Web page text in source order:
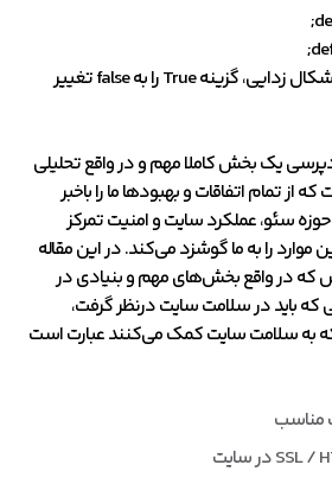
برای غیرفعال کردن حالت اشکال زدایی، گزینه True را به false تغییر
یک بخش کاملا مهم و در واقع تحلیلی
تمام اتفاقات و بهبودها ما را باخبر
سئو، عملکرد سایت و امنیت تمرکز
را به ما گوشزد می‌کند. در این مقاله
که در واقع بخش‌های مهم و بنیادی در
باید در سلامت سایت درنظر گرفت،
که به سلامت سایت کمک می‌کنند عبارت است
مناسب